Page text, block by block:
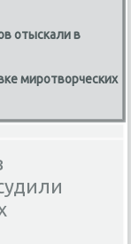
отыскали в
миротворческих